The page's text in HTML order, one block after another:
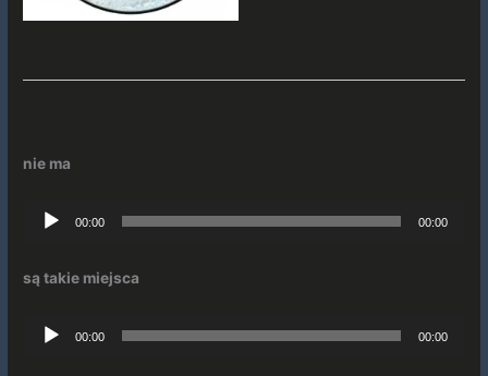
nie ma
Odtwarzacz
plików
00:00 00:00
są takie miejsca
Odtwarzacz
plików
00:00 00:00